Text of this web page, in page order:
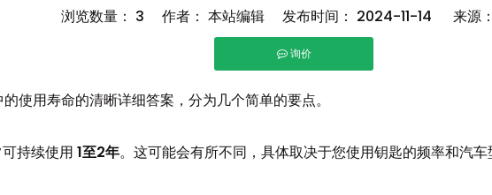
浏览数量： 3 作者： 本站编辑 发布时间： 2024-11-14 来源：
询价
使用寿命的清晰详细答案，分为几个简单的要点。
持续使用 1至2年。这可能会有所不同，具体取决于您使用钥匙的频率和汽车